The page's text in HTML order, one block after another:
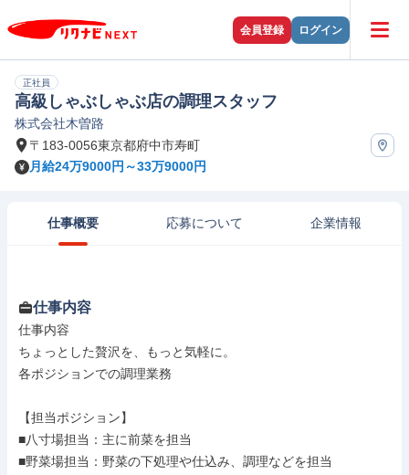
会員登録 ログイン
正社員
高級しゃぶしゃぶ店の調理スタッフ
株式会社木曽路
〒183-0056東京都府中市寿町
月給24万9000円～33万9000円
仕事概要 応募について 企業情報
仕事内容
仕事内容
ちょっとした贅沢を、もっと気軽に。
各ポジションでの調理業務
【担当ポジション】
■八寸場担当：主に前菜を担当
■野菜場担当：野菜の下処理や仕込み、調理などを担当